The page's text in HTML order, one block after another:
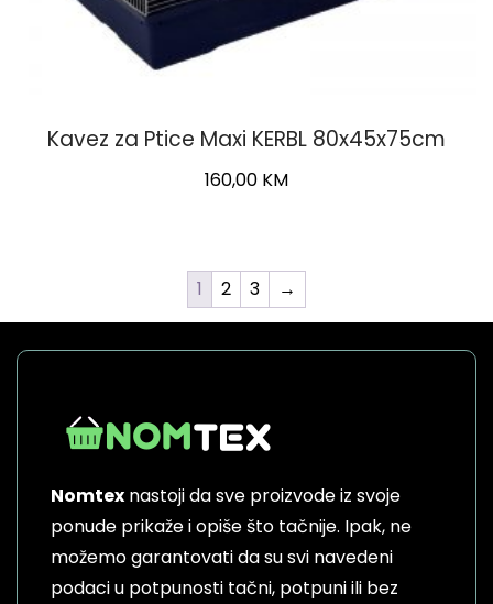
Kavez za Ptice Maxi KERBL 80x45x75cm
160,00 KM
1 2 3 →
Nomtex nastoji da sve proizvode iz svoje
ponude prikaže i opiše što tačnije. Ipak, ne
možemo garantovati da su svi navedeni
podaci u potpunosti tačni, potpuni ili bez